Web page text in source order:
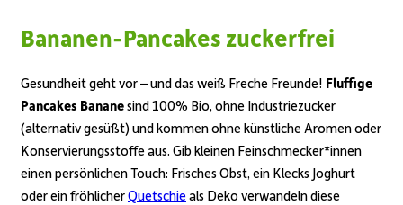
Bananen-Pancakes zuckerfrei
Gesundheit geht vor – und das weiß Freche Freunde! Fluffige
Pancakes Bananesind 100% Bio, ohne Industriezucker
(alternativ gesüßt) und kommen ohne künstliche Aromen oder
Konservierungsstoffe aus. Gib kleinen Feinschmecker*innen
einen persönlichen Touch: Frisches Obst, ein Klecks Joghurt
oder ein fröhlicherQuetschieals Deko verwandeln diese